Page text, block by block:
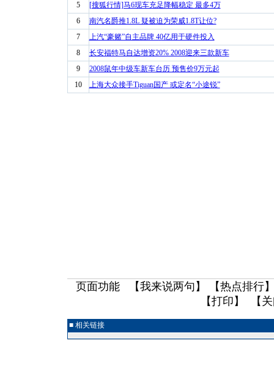
5
[搜狐行情]马6现车充足降幅稳定 最多4万
6
南汽名爵推1.8L 疑被迫为荣威1.8T让位?
7
上汽“豪赌”自主品牌 40亿用于硬件投入
8
长安福特马自达增资20% 2008迎来三款新车
9
2008鼠年中级车新车台历 预售价9万元起
10
上海大众接手Tiguan国产 或定名“小途锐”
页面功能 【我来说两句 】 【热点排行
【打印 】 【
■ 相关链接